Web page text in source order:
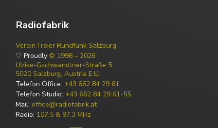
Radiofabrik
Verein Freier Rundfunk Salzburg
♡ Proudly © 1998 – 2026
Ulrike-Gschwandtner-Straße 5
5020 Salzburg, Austria E.U.
Telefon Office: +43 662 84 29 61
Telefon Studio: +43 662 84 29 61-55
Mail: office@radiofabrik.at
Radio: 107,5 & 97,3 MHz